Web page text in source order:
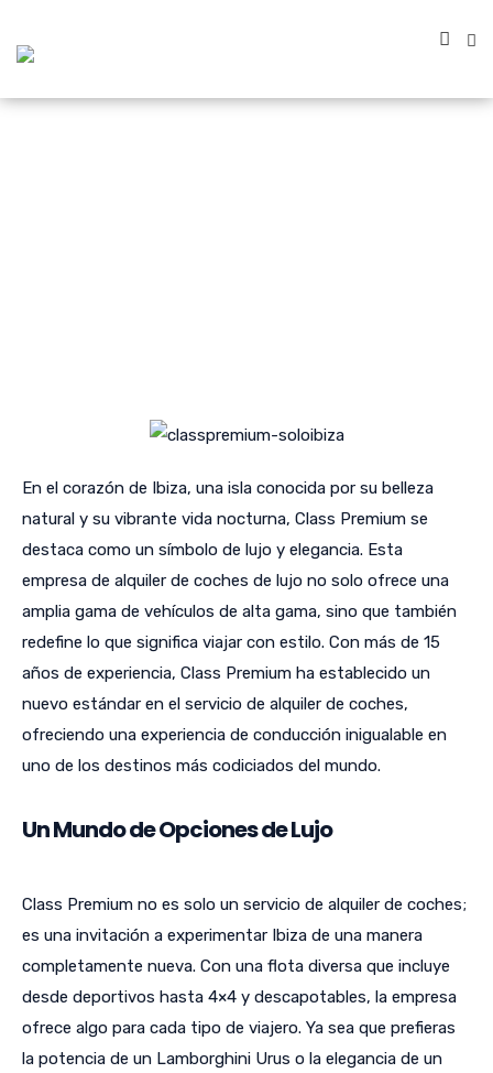
En el corazón de Ibiza, una isla conocida por su belleza
natural y su vibrante vida nocturna, Class Premium se
destaca como un símbolo de lujo y elegancia. Esta
empresa de alquiler de coches de lujo no solo ofrece una
amplia gama de vehículos de alta gama, sino que también
redefine lo que significa viajar con estilo. Con más de 15
años de experiencia, Class Premium ha establecido un
nuevo estándar en el servicio de alquiler de coches,
ofreciendo una experiencia de conducción inigualable en
uno de los destinos más codiciados del mundo.
Un Mundo de Opciones de Lujo
Class Premium no es solo un servicio de alquiler de coches;
es una invitación a experimentar Ibiza de una manera
completamente nueva. Con una flota diversa que incluye
desde deportivos hasta 4×4 y descapotables, la empresa
ofrece algo para cada tipo de viajero. Ya sea que prefieras
la potencia de un Lamborghini Urus o la elegancia de un